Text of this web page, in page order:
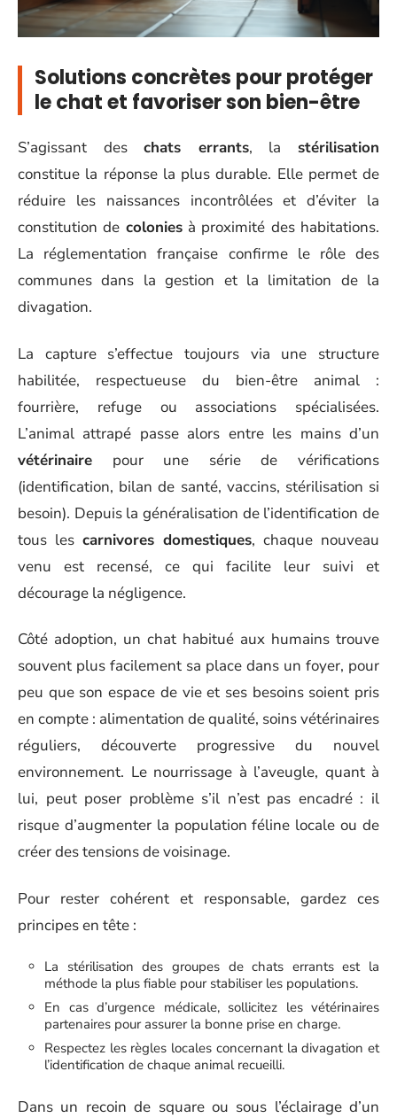
Solutions concrètes pour protéger
le chat et favoriser son bien-être
S’agissant deschats errants, la stérilisation
constitue la réponse la plus durable. Elle permet de
réduire les naissances incontrôlées et d’éviter la
constitution de coloniesà proximité des habitations.
La réglementation française confirme le rôle des
communes dans la gestion et la limitation de la
divagation.
La capture s’effectue toujours via une structure
habilitée, respectueuse du bien-être animal :
fourrière, refuge ou associations spécialisées.
L’animal attrapé passe alors entre les mains d’un
vétérinaire pour une série de vérifications
(identification, bilan de santé, vaccins, stérilisation si
besoin). Depuis la généralisation de l’identification de
tous les carnivores domestiques, chaque nouveau
venu est recensé, ce qui facilite leur suivi et
décourage la négligence.
Côté adoption, un chat habitué aux humains trouve
souvent plus facilement sa place dans un foyer, pour
peu que son espace de vie et ses besoins soient pris
en compte : alimentation de qualité, soins vétérinaires
réguliers, découverte progressive du nouvel
environnement. Le nourrissage à l’aveugle, quant à
lui, peut poser problème s’il n’est pas encadré : il
risque d’augmenter la population féline locale ou de
créer des tensions de voisinage.
Pour rester cohérent et responsable, gardez ces
principes en tête :
La stérilisation des groupes de chats errants est la
méthode la plus fiable pour stabiliser les populations.
En cas d’urgence médicale, sollicitez les vétérinaires
partenaires pour assurer la bonne prise en charge.
Respectez les règles locales concernant la divagation et
l’identification de chaque animal recueilli.
Dans un recoin de square ou sous l’éclairage d’un